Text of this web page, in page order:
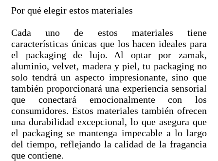
Por qué elegir estos materiales
Cada uno de estos materiales tiene
características únicas que los hacen ideales para
el packaging de lujo. Al optar por zamak,
aluminio, velvet, madera y piel, tu packaging no
solo tendrá un aspecto impresionante, sino que
también proporcionará una experiencia sensorial
que conectará emocionalmente con los
consumidores. Estos materiales también ofrecen
una durabilidad excepcional, lo que asegura que
el packaging se mantenga impecable a lo largo
del tiempo, reflejando la calidad de la fragancia
que contiene.